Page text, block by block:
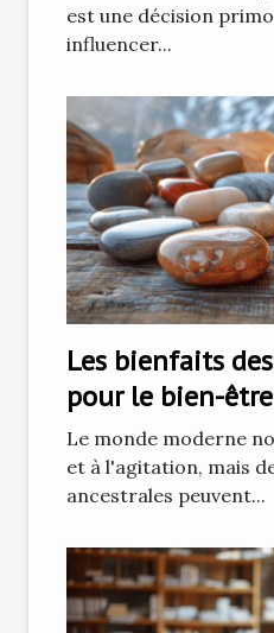
est une décision
influencer...
Les bienfaits
pour le bien-
Le monde moderne
et à l'agitation, mais
ancestrales peuvent...